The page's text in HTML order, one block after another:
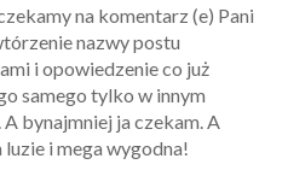
na komentarz (e) Pani
nazwy postu
i opowiedzenie co już
samego tylko w innym
bynajmniej ja czekam. A
luzie i mega wygodna!